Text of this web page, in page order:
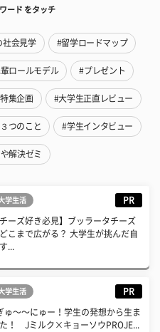
ード をタッチ
社会見学 #留学ロードマップ
ロールモデル #プレゼント
集企画 #大学生正直レビュー
つのこと #学生インタビュー
解決ゼミ
学生活 PR
チーズ好き必見】ブッラータチーズ
こまで広がる？ 大学生が挑んだ自
...
学生活 PR
ゅ〜〜にゅー！学生の発想から生ま
！ Jミルク×キョーソウPROJE...